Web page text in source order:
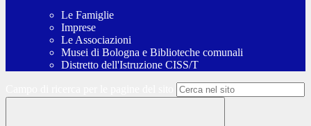
Le Famiglie
Imprese
Le Associazioni
Musei di Bologna e Biblioteche comunali
Distretto dell'Istruzione CISS/T